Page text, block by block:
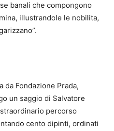
banali che compongono
illustrandole le nobilita,
da Fondazione Prada,
un saggio di Salvatore
percorso
cento dipinti, ordinati